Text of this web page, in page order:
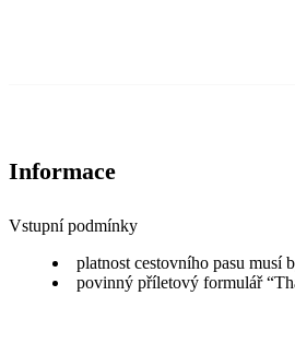
Informace
Vstupní podmínky
platnost cestovního pasu musí
povinný příletový formulář